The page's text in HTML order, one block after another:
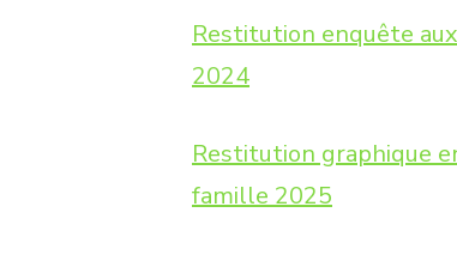
Restitution enquête
2024
Restitution graphique
famille 2025